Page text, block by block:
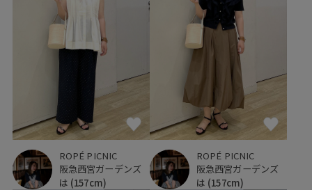
ROPÉ PICNIC
阪急西宮ガーデンズ
は (157cm)
ROPÉ PICNIC
阪急西宮ガーデンズ
は (157cm)